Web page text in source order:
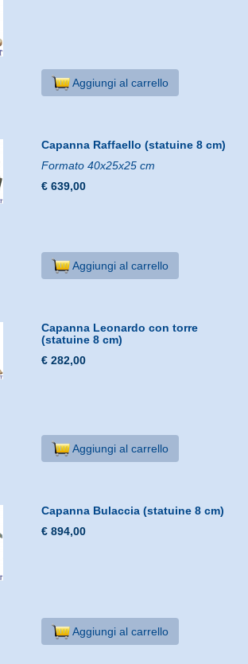
Aggiungi al carrello
Capanna Raffaello (statuine 8 cm)
Formato 40x25x25 cm
€ 639,00
Aggiungi al carrello
Capanna Leonardo con torre
(statuine 8 cm)
€ 282,00
Aggiungi al carrello
Capanna Bulaccia (statuine 8 cm)
€ 894,00
Aggiungi al carrello